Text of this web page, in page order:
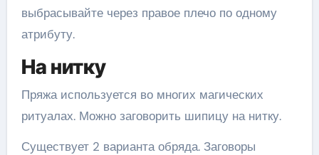
выбрасывайте через правое плечо по одному
атрибуту.
На нитку
Пряжа используется во многих магических
ритуалах. Можно заговорить шипицу на нитку.
Существует 2 варианта обряда. Заговоры